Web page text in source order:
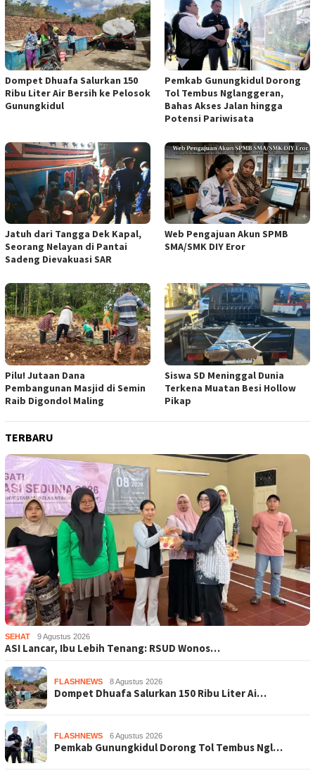
Dompet Dhuafa Salurkan 150
Ribu Liter Air Bersih ke Pelosok
Gunungkidul
Pemkab Gunungkidul Dorong
Tol Tembus Nglanggeran,
Bahas Akses Jalan hingga
Potensi Pariwisata
Jatuh dari Tangga Dek Kapal,
Seorang Nelayan di Pantai
Sadeng Dievakuasi SAR
Web Pengajuan Akun SPMB
SMA/SMK DIY Eror
Pilu! Jutaan Dana
Pembangunan Masjid di Semin
Raib Digondol Maling
Siswa SD Meninggal Dunia
Terkena Muatan Besi Hollow
Pikap
TERBARU
SEHAT 9 Agustus 2026
ASI Lancar, Ibu Lebih Tenang: RSUD Wonos…
FLASHNEWS 8 Agustus 2026
Dompet Dhuafa Salurkan 150 Ribu Liter Ai…
FLASHNEWS 6 Agustus 2026
Pemkab Gunungkidul Dorong Tol Tembus Ngl…